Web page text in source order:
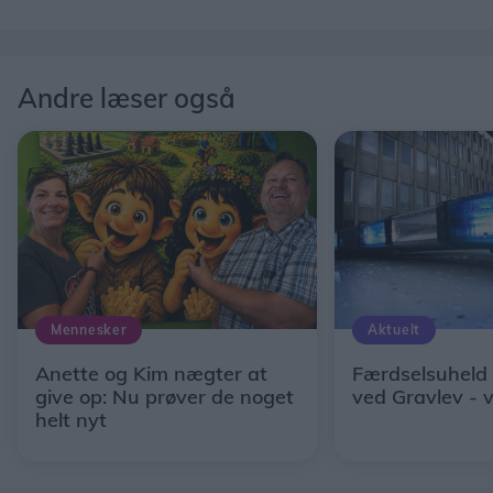
Andre læser også
Mennesker
Anette og Kim nægter at
give op: Nu prøver de noget
helt nyt
Aktuelt
ved Gravlev -